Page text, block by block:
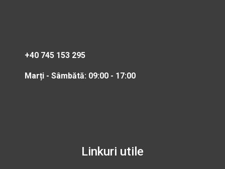
+40 745 153 295
Marți - Sâmbătă: 09:00 - 17:00
Linkuri utile